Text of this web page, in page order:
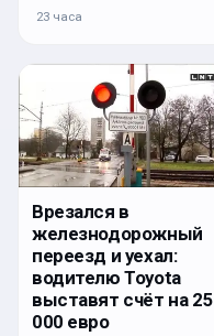
23 часа
Врезался в
железнодорожный
переезд и уехал:
водителю Toyota
выставят счёт на 25
000 евро